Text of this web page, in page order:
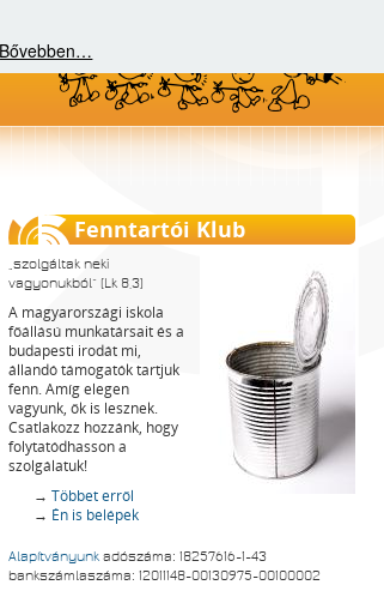
Bővebben…
az
Fenntartói Klub
szolgáltak neki
vagyonukból
(Lk 8,3)
A magyarországi iskola
főállású munkatársait és a
budapesti irodát mi,
állandó támogatók tartjuk
fenn. Amíg elegen
vagyunk, ők is lesznek.
Csatlakozz hozzánk, hogy
folytatódhasson a
szolgálatuk!
→ Többet erről
→ Én is belépek
Alapítványunk adószáma: 18257616-1-43
bankszámlaszáma: 12011148-00130975-00100002